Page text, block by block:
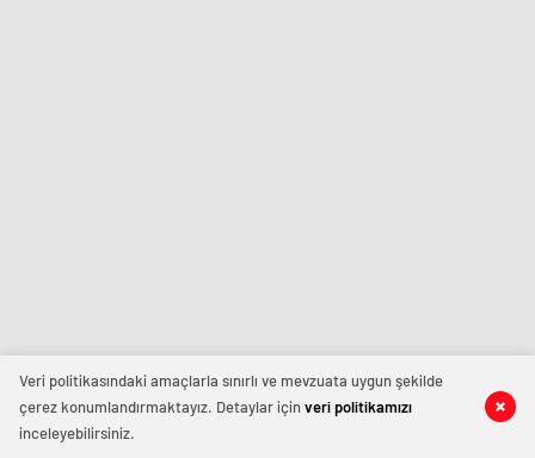
Veri politikasındaki amaçlarla sınırlı ve mevzuata uygun şekilde
çerez konumlandırmaktayız. Detaylar içinveri politikamızı
inceleyebilirsiniz.